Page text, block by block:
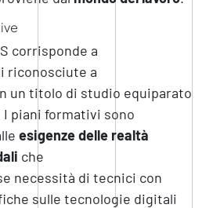
corrisponde a
riconosciute a
un titolo di studio equiparato
I piani formativi sono
esigenze delle realtà
che
necessità di tecnici con
sulle tecnologie digitali